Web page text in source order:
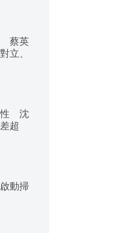
蔡英
立、
性 沈
超
動掃